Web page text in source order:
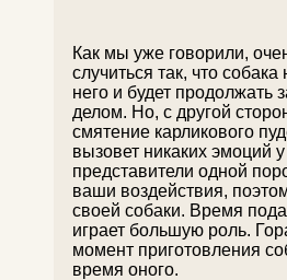
Как мы уже говорили,
случиться так, что
него и будет продолжать
делом. Но, с другой
смятение карликового
вызовет никаких эмоций
представители одной
ваши воздействия,
своей собаки. Время
играет большую роль.
момент приготовления
время оного.